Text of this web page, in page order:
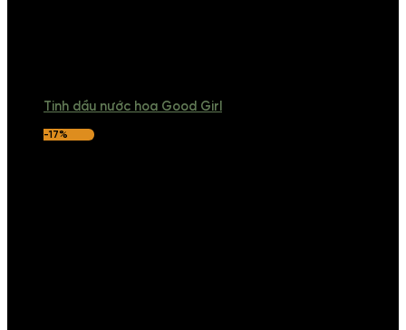
Tinh dầu nước hoa Good Girl
-17%